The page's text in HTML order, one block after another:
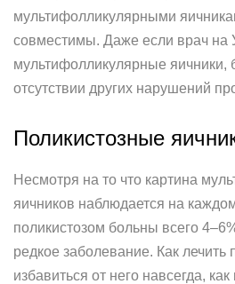
мультифолликулярными
совместимы. Даже если врач на
мультифолликулярные яичники,
отсутствии других нарушений
Поликистозные
Несмотря на то что картина
яичников наблюдается на
поликистозом больны всего
редкое заболевание. Как лечить
избавиться от него навсегда,